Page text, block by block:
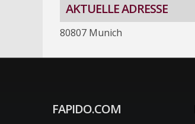
AKTUELLE ADRESSE
80807 Munich
FAPIDO.COM